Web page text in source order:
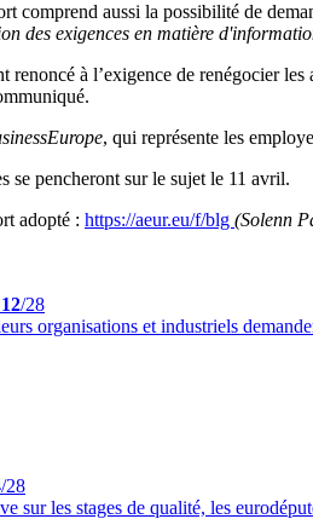
comprend aussi la possibilité de
des exigences en matière
renoncé à l’exigence de renégocier
, qui représente les
se pencheront sur le sujet le 11 avril.
adopté : https://aeur.eu/f/blg (Solenn
12/28
organisations et industriels
/28
sur les stages de qualité, les